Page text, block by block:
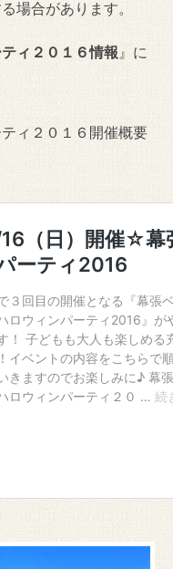
場合があります。
ィ２０１６情報 』に
ィ２０１６開催概要